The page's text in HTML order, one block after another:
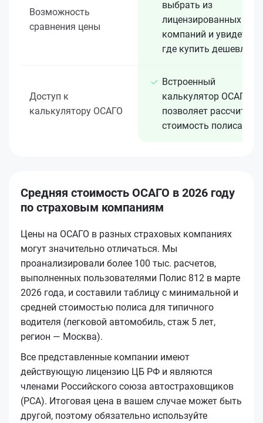
Возможность
сравнения цены
выбрать из
лицензированных 15+
компаний и увидеть,
где купить дешевле
Доступ к
калькулятору ОСАГО
Встроенный
калькулятор ОСАГО
позволяет рассчитать
стоимость полиса
Средняя стоимость ОСАГО в 2026 году
по страховым компаниям
Цены на ОСАГО в разных страховых компаниях
могут значительно отличаться. Мы
проанализировали более 100 тыс. расчетов,
выполненных пользователями Полис 812 в марте
2026 года, и составили таблицу с минимальной и
средней стоимостью полиса для типичного
водителя (легковой автомобиль, стаж 5 лет,
регион — Москва).
Все представленные компании имеют
действующую лицензию ЦБ РФ и являются
членами Российского союза автостраховщиков
(РСА). Итоговая цена в вашем случае может быть
другой, поэтому обязательно используйте